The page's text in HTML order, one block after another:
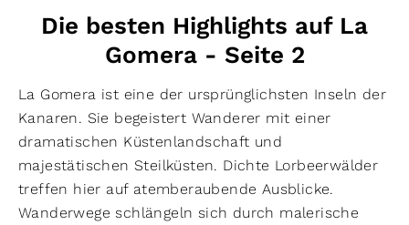
Die besten Highlights auf La
Gomera - Seite 2
La Gomera ist eine der ursprünglichsten Inseln der
Kanaren. Sie begeistert Wanderer mit einer
dramatischen Küstenlandschaft und
majestätischen Steilküsten. Dichte Lorbeerwälder
treffen hier auf atemberaubende Ausblicke.
Wanderwege schlängeln sich durch malerische